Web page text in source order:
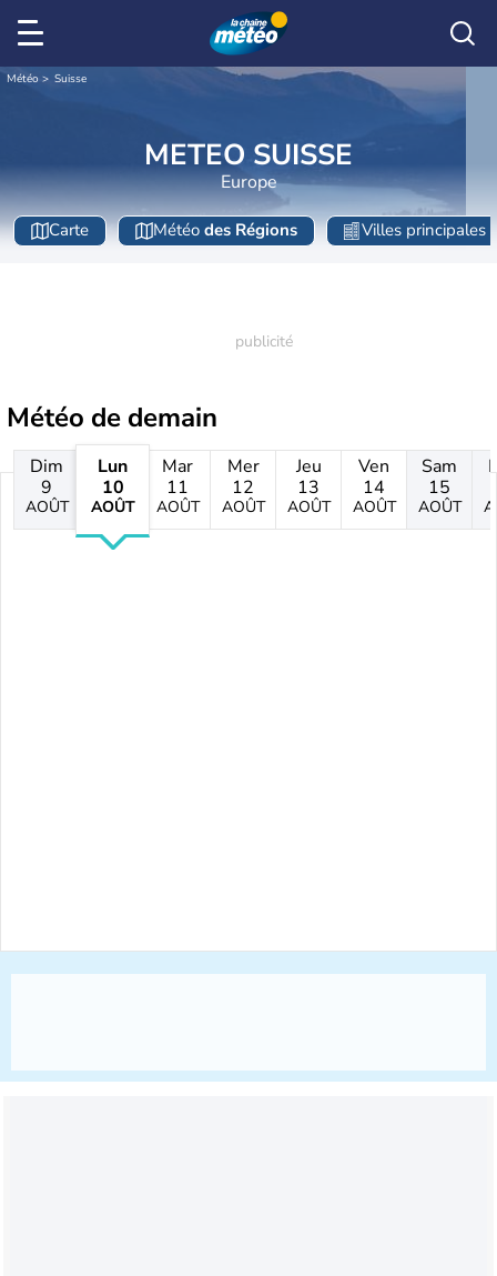
Météo Suisse
METEO SUISSE
Europe
Carte Météo des Régions Villes principales
Météo de demain
Dim
9
AOÛT
Lun
10
AOÛT
Mar
11
AOÛT
Mer
12
AOÛT
Jeu
13
AOÛT
Ven
14
AOÛT
Sam
15
AOÛT